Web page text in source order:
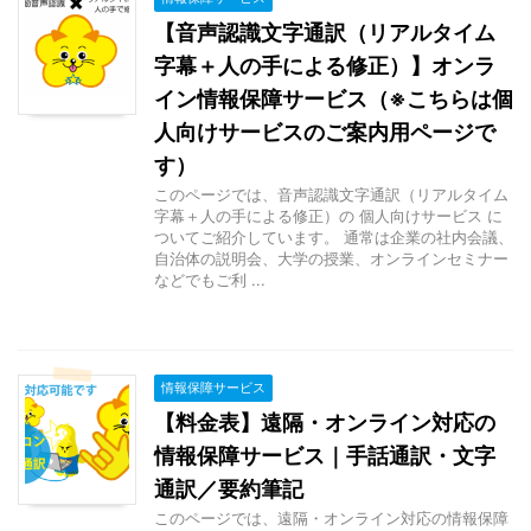
【音声認識文字通訳（リアルタイム
字幕＋人の手による修正）】オンラ
イン情報保障サービス（※こちらは個
人向けサービスのご案内用ページで
す）
このページでは、音声認識文字通訳（リアルタイム
字幕＋人の手による修正）の 個人向けサービス に
ついてご紹介しています。 通常は企業の社内会議、
自治体の説明会、大学の授業、オンラインセミナー
などでもご利 ...
情報保障サービス
【料金表】遠隔・オンライン対応の
情報保障サービス｜手話通訳・文字
通訳／要約筆記
このページでは、遠隔・オンライン対応の情報保障